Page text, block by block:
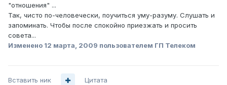
"отношения" ...
Так, чисто по-человечески, поучиться уму-разуму. Слушать и
запоминать. Чтобы после спокойно приезжать и просить
совета...
Изменено 12 марта, 2009 пользователем ГП Телеком
Вставить ник Цитата